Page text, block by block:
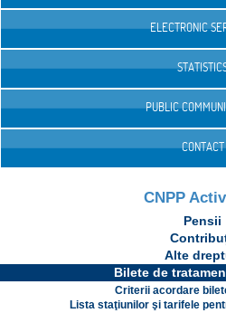
ELECTRONIC
PUBLIC
CONTACT
CNPP
Pensii
Alte
Bilete de
Criterii acordare
Lista staţiunilor şi tarifele